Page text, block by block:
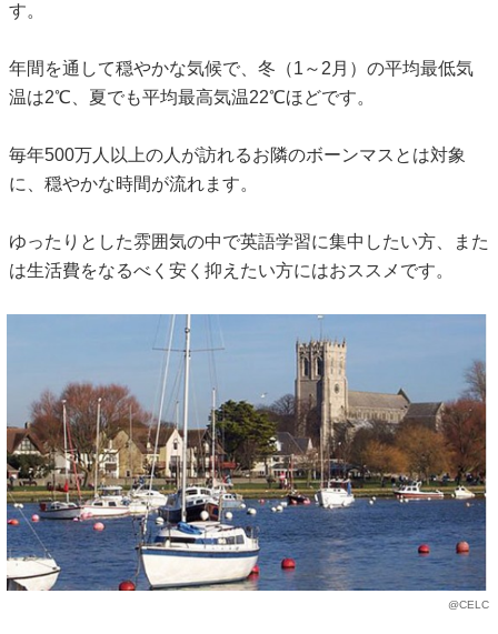
す。
年間を通して穏やかな気候で、冬（1～2月）の平均最低気
温は2℃、夏でも平均最高気温22℃ほどです。
毎年500万人以上の人が訪れるお隣のボーンマスとは対象
に、穏やかな時間が流れます。
ゆったりとした雰囲気の中で英語学習に集中したい方、また
は生活費をなるべく安く抑えたい方にはおススメです。
@CELC